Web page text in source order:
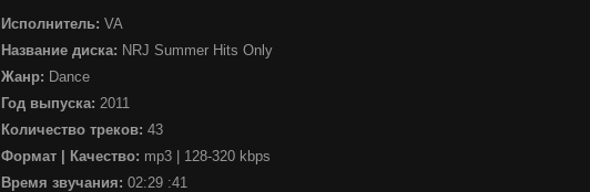
Исполнитель: VA
Название диска: NRJ Summer Hits Only
Жанр: Dance
Год выпуска: 2011
Количество треков: 43
Формат | Качество: mp3 | 128-320 kbps
Время звучания: 02:29 :41